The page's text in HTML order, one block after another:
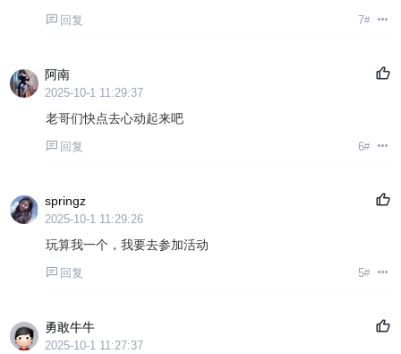
回复 7#
阿南
2025-10-1 11:29:37
老哥们快点去心动起来吧
回复 6#
springz
2025-10-1 11:29:26
玩算我一个，我要去参加活动
回复 5#
勇敢牛牛
2025-10-1 11:27:37